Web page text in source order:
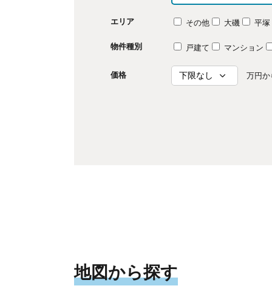
エリア その他 大磯 平塚
物件種別 戸建て マンション
価格 万円か
地図から探す